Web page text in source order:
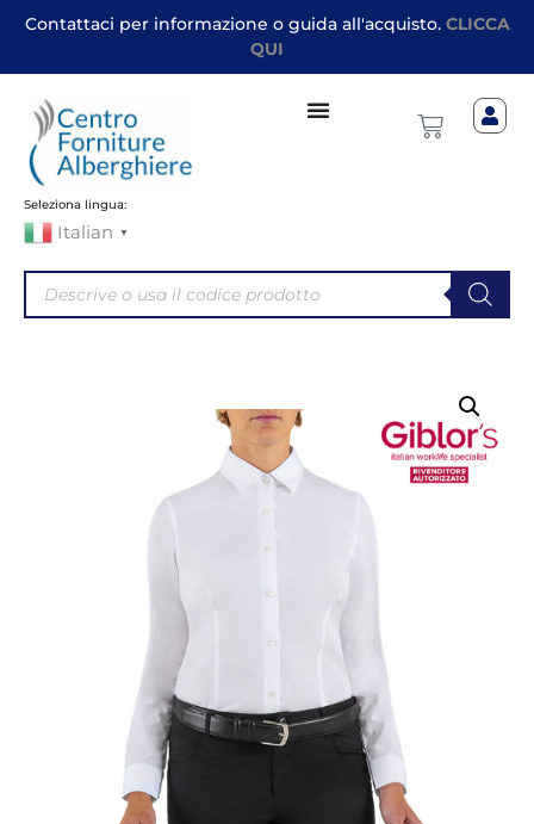
Contattaci per informazione o guida all'acquisto. CLICCA
QUI
Seleziona lingua:
Italian ▼